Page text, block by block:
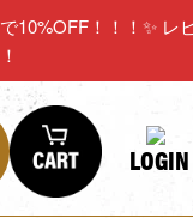
！！！✨
LOGIN